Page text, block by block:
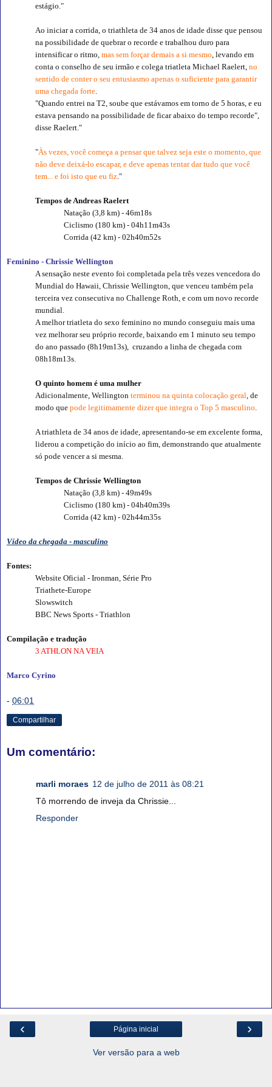
estágio."
Ao iniciar a corrida, o triathleta de 34 anos de idade disse que pensou
na possibilidade de quebrar o recorde e trabalhou duro para
intensificar o ritmo,mas sem forçar demais a si mesmo , levando em
conta o conselho de seu irmão e colega triatleta Michael Raelert,no
sentido de conter o seu entusiasmo apenas o suficiente para garantir
uma chegada forte
"Quando entrei na T2, soube que estávamos em torno de 5 horas, e eu
estava pensando na possibilidade de ficar abaixo do tempo recorde",
disse Raelert."
"Às vezes, você começa a pensar que talvez seja este o momento, que
não deve deixá-lo escapar, e deve apenas tentar dar tudo que você
tem... e foi isto que eu fiz ."
Tempos de Andreas Raelert
Natação (3,8 km) - 46m18s
Ciclismo (180 km) - 04h11m43s
Corrida (42 km) - 02h40m52s
Feminino - Chrissie Wellington
A sensação neste evento foi completada pela três vezes vencedora do
Mundial do Hawaii, Chrissie Wellington, que venceu também pela
terceira vez consecutiva no Challenge Roth, e com um novo recorde
mundial.
A melhor triatleta do sexo feminino no mundo conseguiu mais uma
vez melhorar seu próprio recorde, baixando em 1 minuto seu tempo
do ano passado (8h19m13s),
cruzando a linha de chegada com
08h18m13s.
O quinto homem é uma mulher
Adicionalmente, Wellingtonterminou na quinta colocação geral , de
modo quepode legitimamente dizer que integra o Top 5 masculino
A triathleta de 34 anos de idade, apresentando-se em excelente forma,
liderou a competição do início ao fim, demonstrando que atualmente
só pode vencer a si mesma.
Tempos de Chrissie Wellington
Natação (3,8 km) - 49m49s
Ciclismo (180 km) - 04h40m39s
Corrida (42 km) - 02h44m35s
Vídeo da chegada - masculino
Fontes:
Website Oficial - Ironman, Série Pro
Triathete-Europe
Slowswitch
BBC News Sports - Triathlon
Compilação e tradução
3 ATHLON NA VEIA
Marco Cyrino
- 06:01
Compartilhar
Um comentário:
marli moraes 12 de julho de 2011 às 08:21
Tô morrendo de inveja da Chrissie...
Responder
‹ ›
Página inicial
Ver versão para a web